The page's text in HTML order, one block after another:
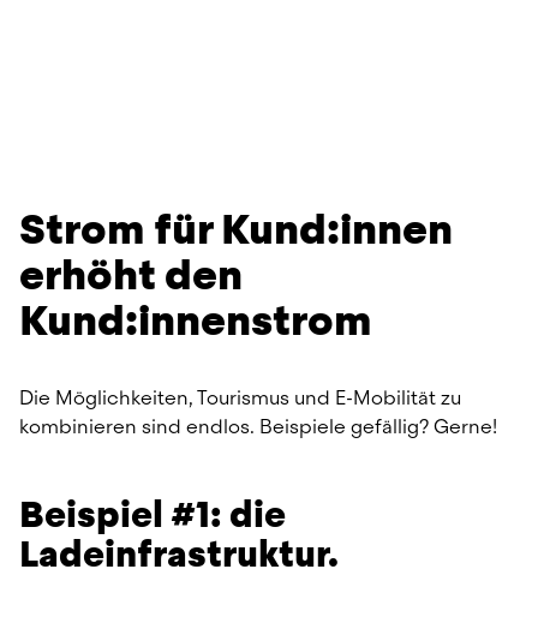
Strom für Kund:innen
erhöht den
Kund:innenstrom
Die Möglichkeiten, Tourismus und E-Mobilität zu
kombinieren sind endlos. Beispiele gefällig? Gerne!
Beispiel #1: die
Ladeinfrastruktur.